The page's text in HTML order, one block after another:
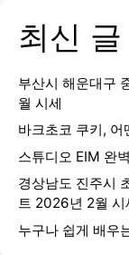
최신 글
부산시 해운대구
월 시세
바크초코 쿠키, 어
스튜디오 EIM 완
경상남도 진주시
트 2026년 2월 시
누구나 쉽게 배우